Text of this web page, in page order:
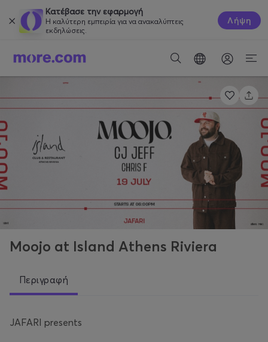
Κατέβασε την εφαρμογή
Η καλύτερη εμπειρία για να ανακαλύπτεις
εκδηλώσεις.
Λήψη
Moojo at Island Athens Riviera
Περιγραφή
JAFARI presents